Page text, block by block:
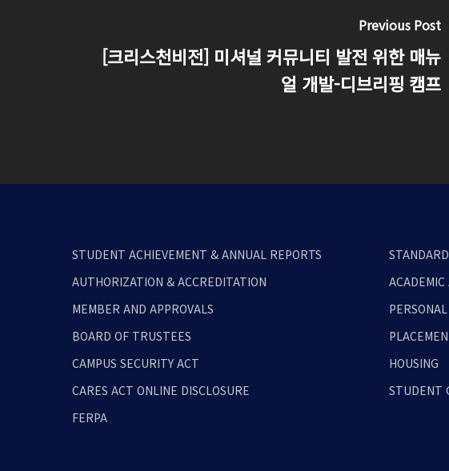
Previous Post
[크리스천비전] 미셔널 커뮤니티 발전 위한 매뉴
얼 개발-디브리핑 캠프
STUDENT ACHIEVEMENT & ANNUAL REPORTS
AUTHORIZATION & ACCREDITATION
MEMBER AND APPROVALS
BOARD OF TRUSTEES
CAMPUS SECURITY ACT
CARES ACT ONLINE DISCLOSURE
FERPA
HOUSING
STUDENT